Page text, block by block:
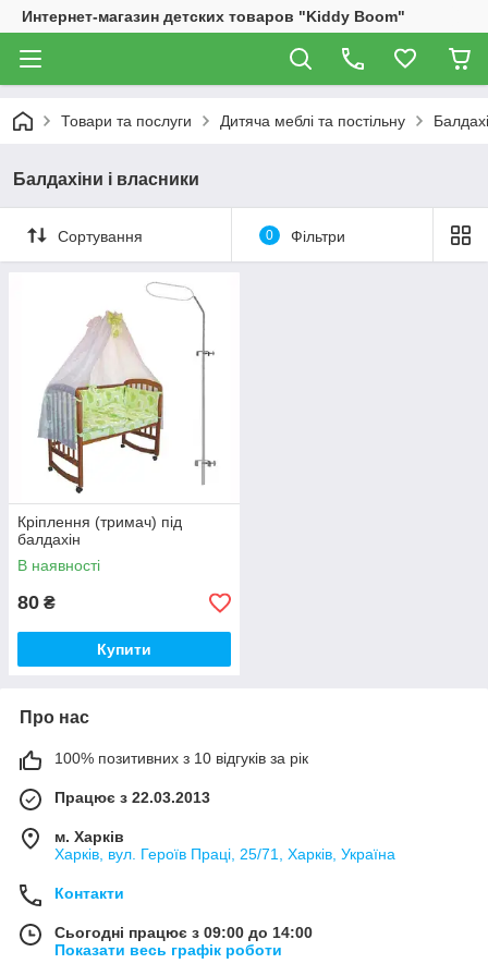
Интернет-магазин детских товаров "Kiddy Boom"
Товари та послуги Дитяча меблі та постільну
Балдахіни і власники
Сортування 0 Фільтри
Кріплення (тримач) під
балдахін
В наявності
80 ₴
Купити
Про нас
100% позитивних з 10 відгуків за рік
Працює з 22.03.2013
м. Харків
Харків, вул. Героїв Праці, 25/71, Харків, Україна
Контакти
Сьогодні працює з 09:00 до 14:00
Показати весь графік роботи